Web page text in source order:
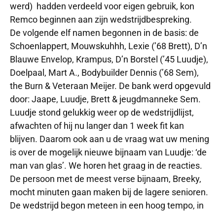
werd) hadden verdeeld voor eigen gebruik, kon
Remco beginnen aan zijn wedstrijdbespreking.
De volgende elf namen begonnen in de basis: de
Schoenlappert, Mouwskuhhh, Lexie (’68 Brett), D’n
Blauwe Envelop, Krampus, D’n Borstel (’45 Luudje),
Doelpaal, Mart A., Bodybuilder Dennis (’68 Sem),
the Burn & Veteraan Meijer. De bank werd opgevuld
door: Jaape, Luudje, Brett & jeugdmanneke Sem.
Luudje stond gelukkig weer op de wedstrijdlijst,
afwachten of hij nu langer dan 1 week fit kan
blijven. Daarom ook aan u de vraag wat uw mening
is over de mogelijk nieuwe bijnaam van Luudje: ‘de
man van glas’. We horen het graag in de reacties.
De persoon met de meest verse bijnaam, Breeky,
mocht minuten gaan maken bij de lagere senioren.
De wedstrijd begon meteen in een hoog tempo, in